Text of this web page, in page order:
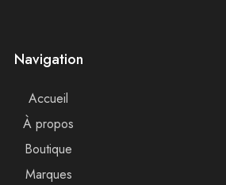
Navigation
Accueil
À propos
Boutique
Marques